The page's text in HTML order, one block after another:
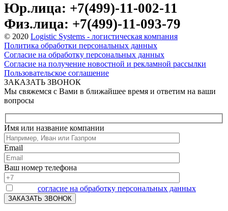
Юр.лица: +7(499)-11-002-11
Физ.лица: +7(499)-11-093-79
© 2020 Logistic Systems - логистическая компания
Политика обработки персональных данных
Согласие на обработку персональных данных
Согласие на получение новостной и рекламной рассылки
Пользовательское соглашение
ЗАКАЗАТЬ ЗВОНОК
Мы свяжемся с Вами в ближайшее время и ответим на ваши
вопросы
Имя или название компании
Email
Ваш номер телефона
согласие на обработку персональных данных